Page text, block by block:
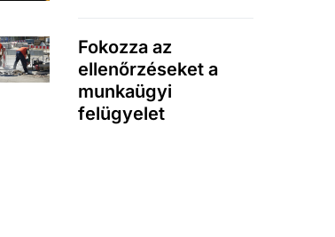
Fokozza az
ellenőrzéseket a
munkaügyi
felügyelet